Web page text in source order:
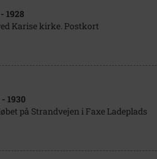
- 1928
Karise kirke. Postkort
- 1930
på Strandvejen i Faxe Ladeplads